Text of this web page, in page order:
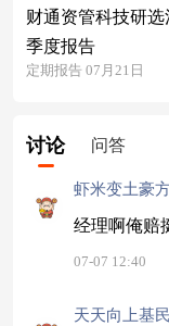
财通资管科技研
季度报告
定期报告 07月21日
讨论 问答
虾米变土豪
经理啊俺赔
07-07 12:40
天天向上基民